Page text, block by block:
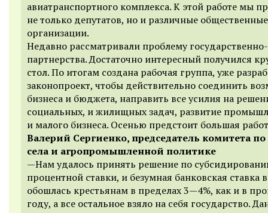
авиатранспортного комплекса. К этой работе мы
не только депутатов, но и различные общественные
организации.
Недавно рассматривали проблему
партнерства. Достаточно интересный получился
стол. По итогам создана рабочая группа, уже
законопроект, чтобы действительно соединить
бизнеса и бюджета, направить все усилия на
социальных, и жилищных задач, развитие
и малого бизнеса. Осенью предстоит большая
Валерий Сергиенко, председатель комитета
села и агропромышленной политике
—Нам удалось принять решение по
процентной ставки, и безумная банковская ставка
обошлась крестьянам в пределах 3—4%, как и в
году, а все остальное взяло на себя государство.